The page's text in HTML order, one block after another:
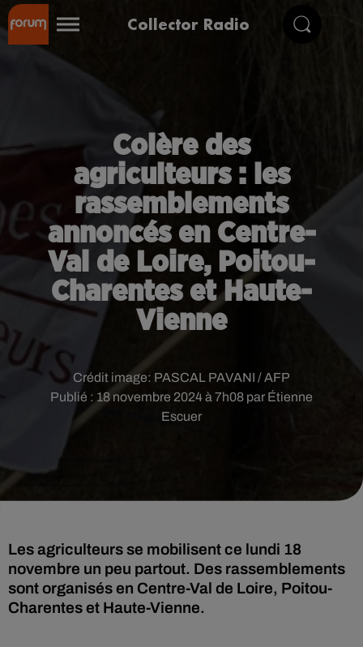
Collector Radio
Colère des
agriculteurs : les
rassemblements
annoncés en Centre-
Val de Loire, Poitou-
Charentes et Haute-
Vienne
Publié : 18 novembre 2024 à 7h08 par Étienne
Escuer
Crédit image: PASCAL PAVANI / AFP
Les agriculteurs se mobilisent ce lundi 18
novembre un peu partout. Des rassemblements
sont organisés en Centre-Val de Loire, Poitou-
Charentes et Haute-Vienne.